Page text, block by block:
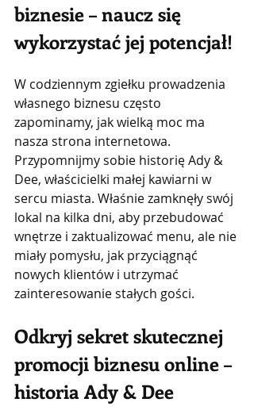
biznesie – naucz się
wykorzystać jej potencjał!
W codziennym zgiełku prowadzenia
własnego biznesu często
zapominamy, jak wielką moc ma
nasza strona internetowa.
Przypomnijmy sobie historię Ady &
Dee, właścicielki małej kawiarni w
sercu miasta. Właśnie zamknęły swój
lokal na kilka dni, aby przebudować
wnętrze i zaktualizować menu, ale nie
miały pomysłu, jak przyciągnąć
nowych klientów i utrzymać
zainteresowanie stałych gości.
Odkryj sekret skutecznej
promocji biznesu online –
historia Ady & Dee